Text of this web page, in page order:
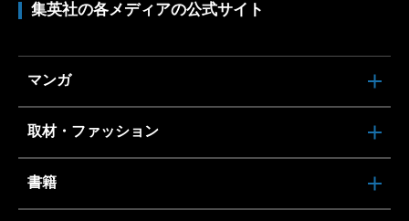
集英社の各メディアの公式サイト
マンガ
取材・ファッション
書籍